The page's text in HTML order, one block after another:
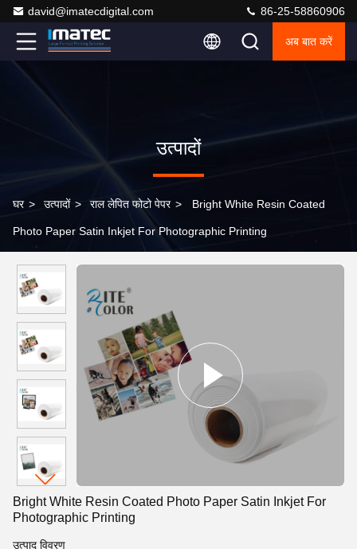
david@imatecdigital.com 86-25-58860906
अब बात करें
उत्पादों
घर > उत्पादों > राल लेपित फोटो पेपर > Bright White Resin Coated
Photo Paper Satin Inkjet For Photographic Printing
Bright White Resin Coated Photo Paper Satin Inkjet For
Photographic Printing
उत्पाद विवरण